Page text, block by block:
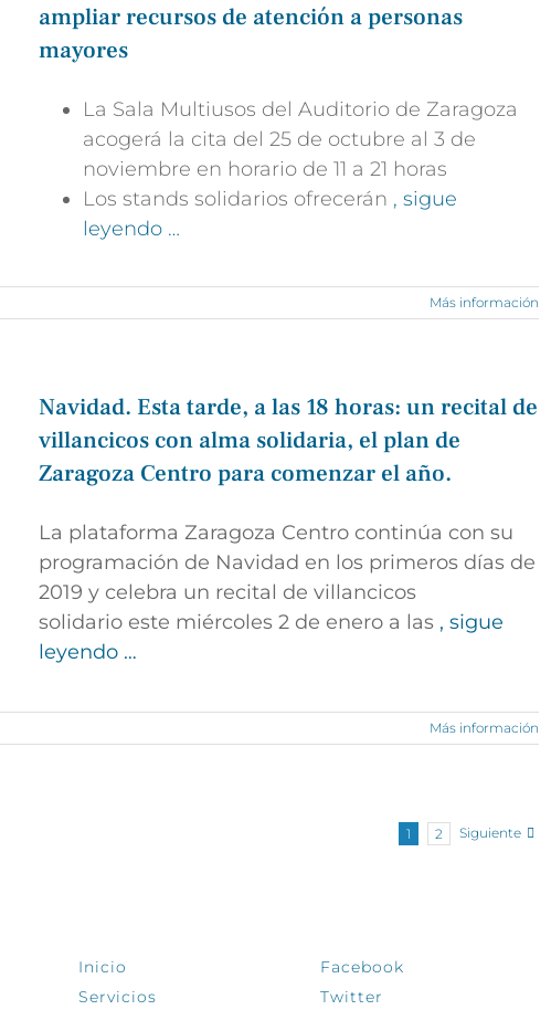
ampliar recursos de atención a personas
mayores
La Sala Multiusos del Auditorio de Zaragoza
acogerá la cita del 25 de octubre al 3 de
noviembre en horario de 11 a 21 horas
Los stands solidarios ofrecerán , sigue
leyendo …
Más información
Navidad. Esta tarde, a las 18 horas: un recital de
villancicos con alma solidaria, el plan de
Zaragoza Centro para comenzar el año.
La plataforma Zaragoza Centro continúa con su
programación de Navidad en los primeros días de
2019 y celebra un recital de villancicos
solidario este miércoles 2 de enero a las , sigue
leyendo …
Más información
1 2 Siguiente
Inicio
Servicios
Facebook
Twitter